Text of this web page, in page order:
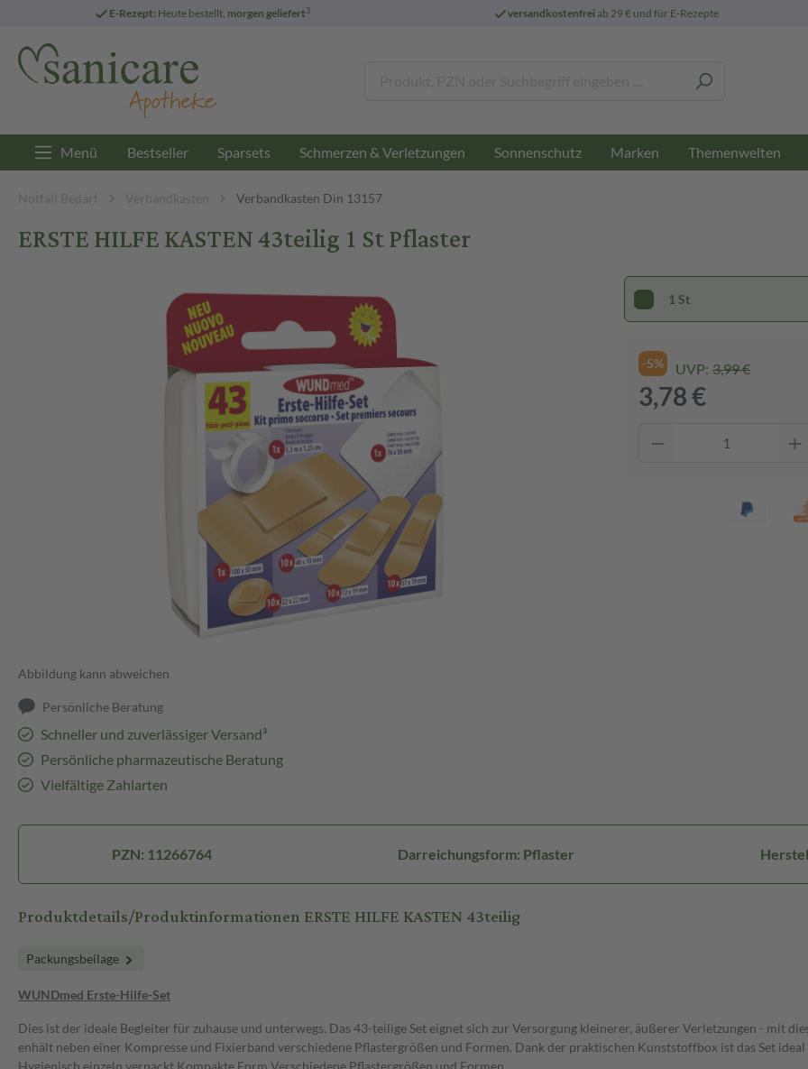
E-Rezept: Heute bestellt, morgen geliefert3 versandkostenfreiab 29 € und für E-Rezepte
Menü Bestseller Sparsets Schmerzen & Verletzungen Sonnenschutz Marken Themenwelten
Notfall Bedarf Verbandkasten Verbandkasten Din 13157
ERSTE HILFE KASTEN 43teilig 1 St Pflaster
Abbildung kann abweichen
Persönliche Beratung
Schneller und zuverlässiger Versand³
Persönliche pharmazeutische Beratung
Vielfältige Zahlarten
1 St
-5% UVP: 3,99 €
3,78 €
PZN: 11266764 Darreichungsform: Pflaster
Produktdetails/Produktinformationen ERSTE HILFE KASTEN 43teilig
Packungsbeilage
WUNDmed Erste-Hilfe-Set
Dies ist der ideale Begleiter für zuhause und unterwegs. Das 43-teilige Set eignet sich zur Versorgung kleinerer, äußerer Verletzungen - mit
enhält neben einer Kompresse und Fixierband verschiedene Pflastergrößen und Formen. Dank der praktischen Kunststoffbox ist das Set
Hygienisch einzeln verpackt Kompakte Form Verschiedene Pflastergrößen und Formen